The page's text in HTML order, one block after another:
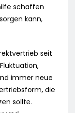
schaffen
kann,
seit
immer neue
die
sollte.